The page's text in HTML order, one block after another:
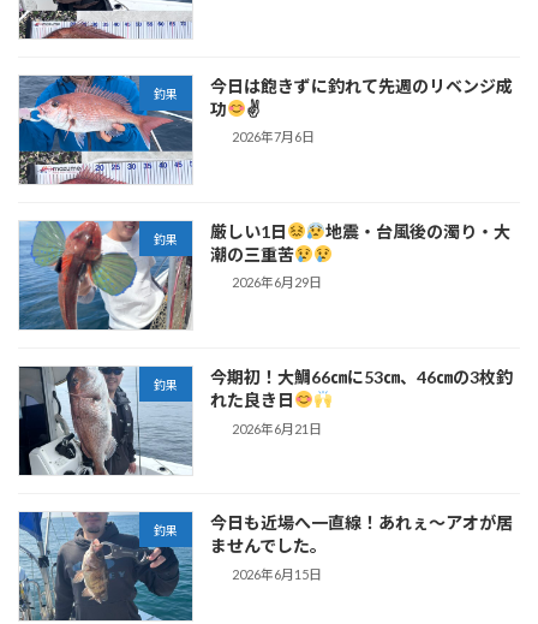
釣果
今日は飽きずに釣れて先週のリベンジ成
功
✌
2026年7月6日
釣果 厳しい1日
地震・台風後の濁り・大
潮の三重苦
2026年6月29日
釣果
今期初！大鯛66㎝に53㎝、46㎝の3枚釣
れた良き日
2026年6月21日
釣果
今日も近場へ一直線！あれぇ～アオが居
ませんでした。
2026年6月15日